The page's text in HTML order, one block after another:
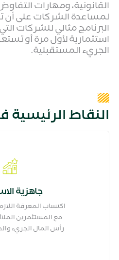
القانونية، ومهارات
لمساعدة الشركات على أن
البرنامج مثالي للشركات
استثمارية لأول مرة أو
الجريء المستقبلية.
النقاط الرئيسية
جاهزية
اكتساب المعرفة
مع المستثمرين
رأس المال الجريء